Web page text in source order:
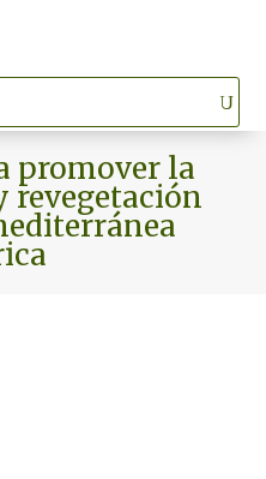
promover la
revegetación